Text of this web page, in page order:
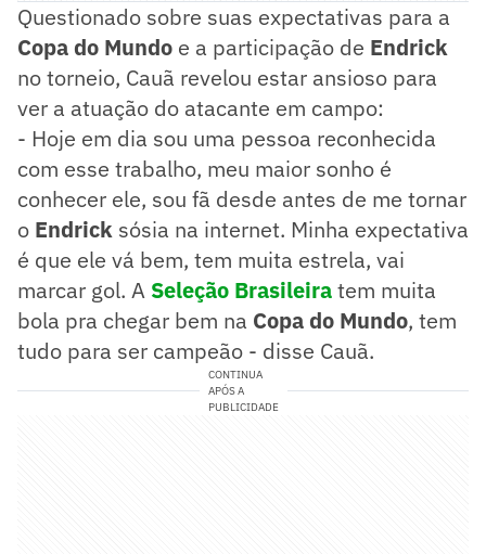
Questionado sobre suas expectativas para a
Copa do Mundo e a participação de Endrick
no torneio, Cauã revelou estar ansioso para
ver a atuação do atacante em campo:
- Hoje em dia sou uma pessoa reconhecida
com esse trabalho, meu maior sonho é
conhecer ele, sou fã desde antes de me tornar
o Endrick sósia na internet. Minha expectativa
é que ele vá bem, tem muita estrela, vai
marcar gol. A Seleção Brasileiratem muita
bola pra chegar bem na Copa do Mundo, tem
tudo para ser campeão - disse Cauã.
CONTINUA
APÓS A
PUBLICIDADE